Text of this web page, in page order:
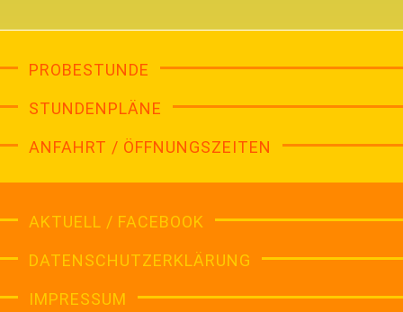
PROBESTUNDE
STUNDENPLÄNE
ANFAHRT / ÖFFNUNGSZEITEN
AKTUELL / FACEBOOK
DATENSCHUTZERKLÄRUNG
IMPRESSUM